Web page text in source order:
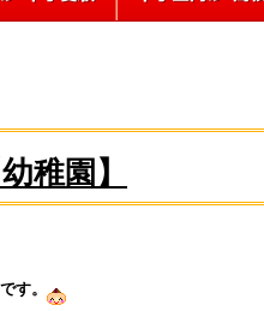
稚園】
す。